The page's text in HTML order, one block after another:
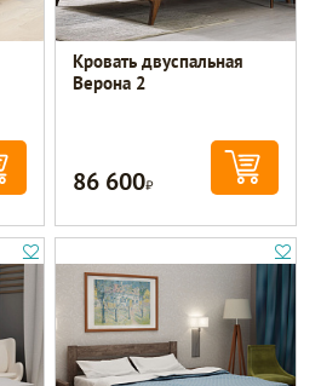
Кровать двуспальная
Верона 2
86 600Р